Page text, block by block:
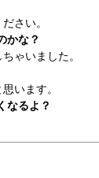
さい。
かな？
ゃいました。
います。
なるよ？